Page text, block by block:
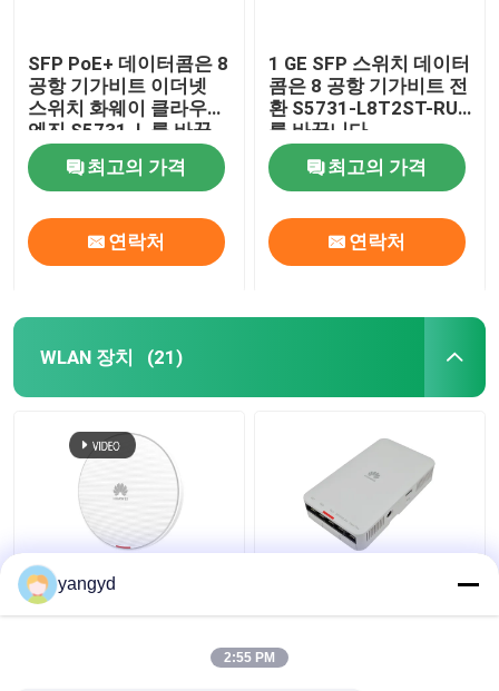
SFP PoE+ 데이터콤은 8
공항 기가비트 이더넷
스위치 화웨이 클라우드
엔진 S5731 Ｌ를 바꿉
니다
최고의 가격
연락처
1 GE SFP 스위치 데이터
콤은 8 공항 기가비트 전
환 S5731-L8T2ST-RUA
를 바꿉니다
최고의 가격
연락처
WLAN 장치 (21)
화웨이 에어엔진 5762-
12 2.4GHz 5GHz 와이파
세스 포인트
yangyd
2:55 PM